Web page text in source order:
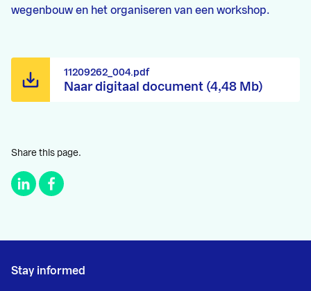
wegenbouw en het organiseren van een workshop.
Naar digitaal document (4,48 Mb)
11209262_004.pdf
Share this page.
Stay informed